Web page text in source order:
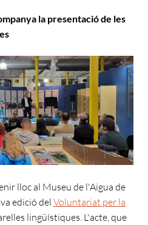
la presentació de les
lloc al Museu de l'Aigua de
edició del Voluntariat per la
lingüístiques. L'acte, que